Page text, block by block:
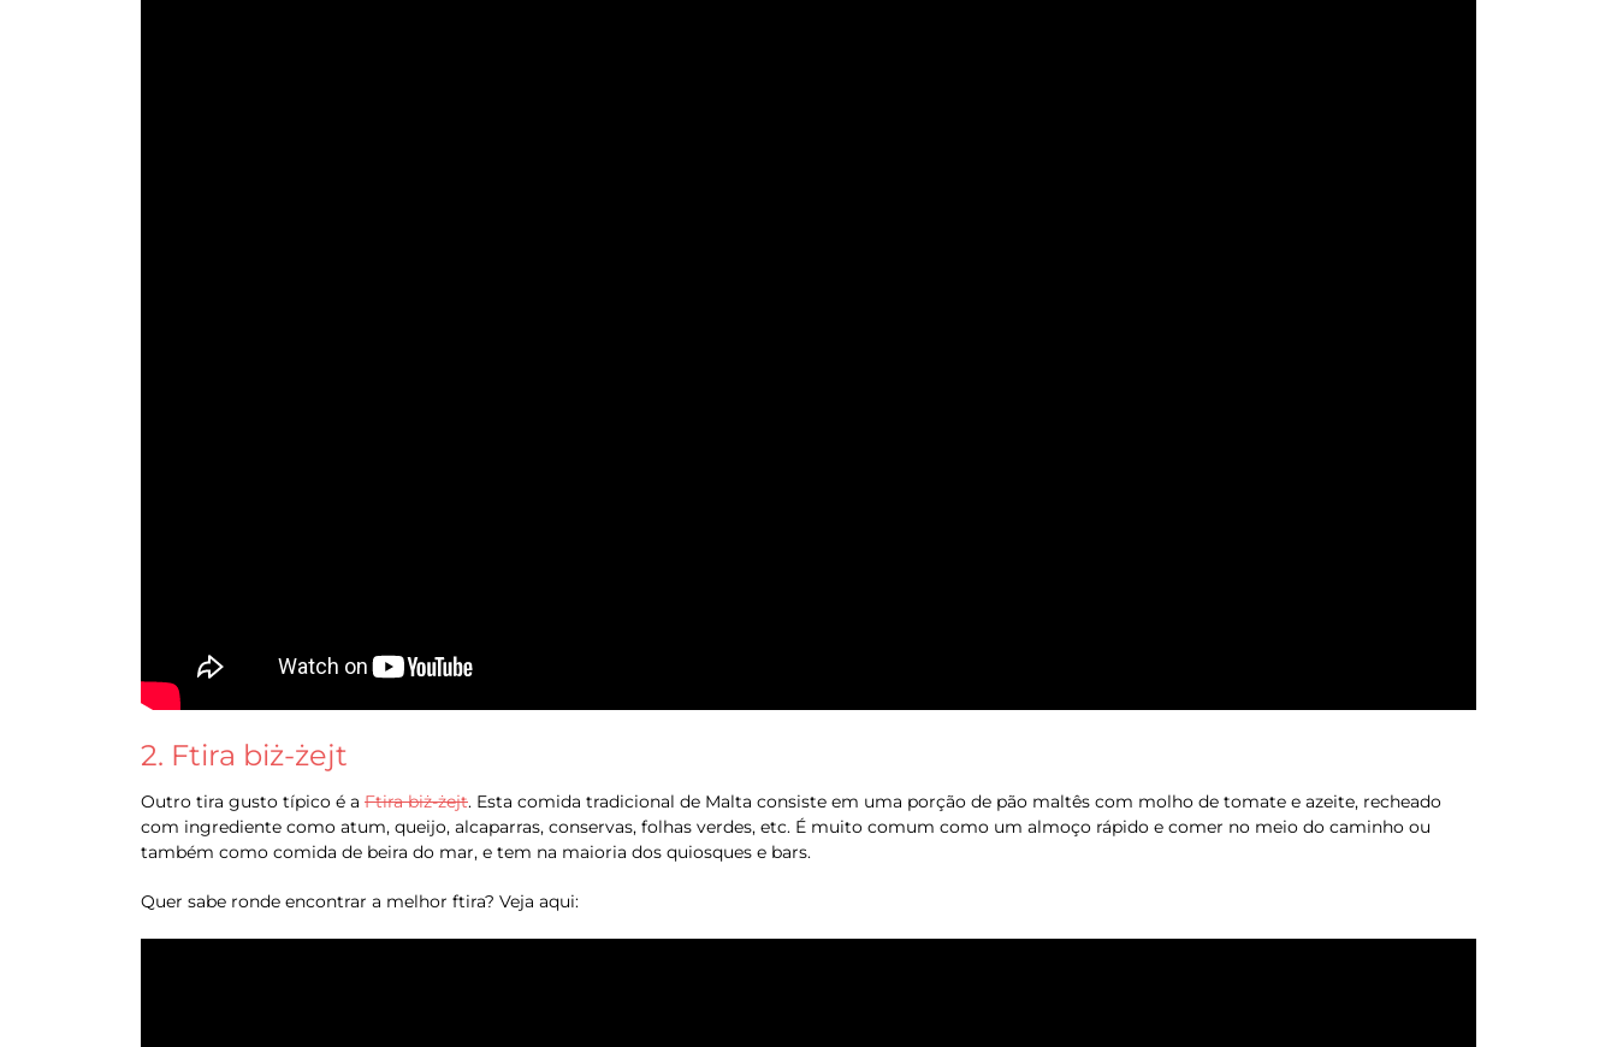
2. Ftira biż-żejt
Outro tira gusto típico é a Ftira biż-żejt. Esta comida tradicional de Malta consiste em uma porção de pão maltês com molho de tomate e azeite, recheado
com ingrediente como atum, queijo, alcaparras, conservas, folhas verdes, etc. É muito comum como um almoço rápido e comer no meio do caminho ou
também como comida de beira do mar, e tem na maioria dos quiosques e bars.
Quer sabe ronde encontrar a melhor ftira? Veja aqui: